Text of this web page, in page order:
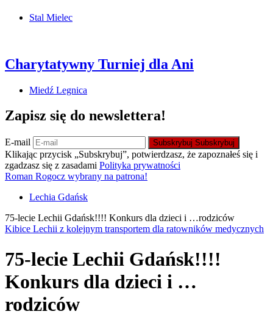
Stal Mielec
Charytatywny Turniej dla Ani
Miedź Legnica
Zapisz się do newslettera!
E-mail Subskrybuj Subskrybuj
Klikając przycisk „Subskrybuj”, potwierdzasz, że zapoznałeś się i
zgadzasz się z zasadami Polityka prywatności
Roman Rogocz wybrany na patrona!
Lechia Gdańsk
75-lecie Lechii Gdańsk!!!! Konkurs dla dzieci i …rodziców
Kibice Lechii z kolejnym transportem dla ratowników medycznych
75-lecie Lechii Gdańsk!!!!
Konkurs dla dzieci i …
rodziców